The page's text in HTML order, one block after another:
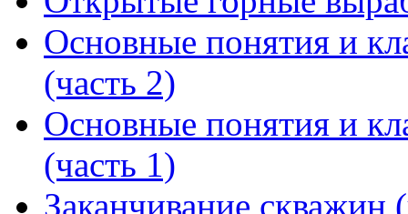
Основные понятия и
(часть 2)
Основные понятия и
(часть 1)
Заканчивание скважин